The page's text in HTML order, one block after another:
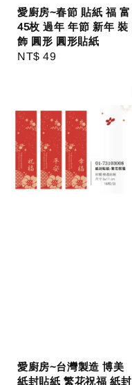
愛廚房~春節 貼紙 福 富
45枚 過年 年節 新年 裝
飾 圓形 圓形貼紙
Regular
NT$ 49
愛廚房~台灣製造 博美
紙封貼紙 繁花祝福 紙封